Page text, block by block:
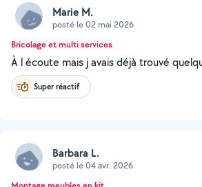
Marie M.
posté le 02 mai 2026
Bricolage et multi services
À l écoute mais j avais déjà trouvé
Super réactif
Barbara L.
posté le 04 avr. 2026